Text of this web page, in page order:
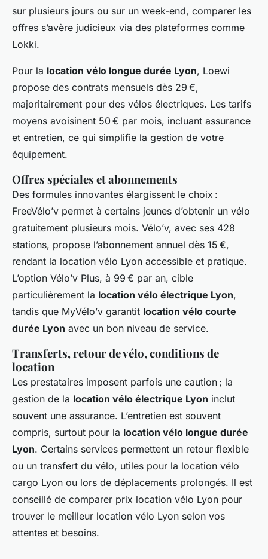
sur plusieurs jours ou sur un week-end, comparer les
offres s’avère judicieux via des plateformes comme
Lokki.
Pour la location vélo longue durée Lyon, Loewi
propose des contrats mensuels dès 29 €,
majoritairement pour des vélos électriques. Les tarifs
moyens avoisinent 50 € par mois, incluant assurance
et entretien, ce qui simplifie la gestion de votre
équipement.
Offres spéciales et abonnements
Des formules innovantes élargissent le choix :
FreeVélo’v permet à certains jeunes d’obtenir un vélo
gratuitement plusieurs mois. Vélo’v, avec ses 428
stations, propose l’abonnement annuel dès 15 €,
rendant la location vélo Lyon accessible et pratique.
L’option Vélo’v Plus, à 99 € par an, cible
particulièrement la location vélo électrique Lyon,
tandis que MyVélo’v garantit location vélo courte
durée Lyon avec un bon niveau de service.
Transferts, retour de vélo, conditions de
location
Les prestataires imposent parfois une caution ; la
gestion de la location vélo électrique Lyon inclut
souvent une assurance. L’entretien est souvent
compris, surtout pour la location vélo longue durée
Lyon. Certains services permettent un retour flexible
ou un transfert du vélo, utiles pour la location vélo
cargo Lyon ou lors de déplacements prolongés. Il est
conseillé de comparer prix location vélo Lyon pour
trouver le meilleur location vélo Lyon selon vos
attentes et besoins.